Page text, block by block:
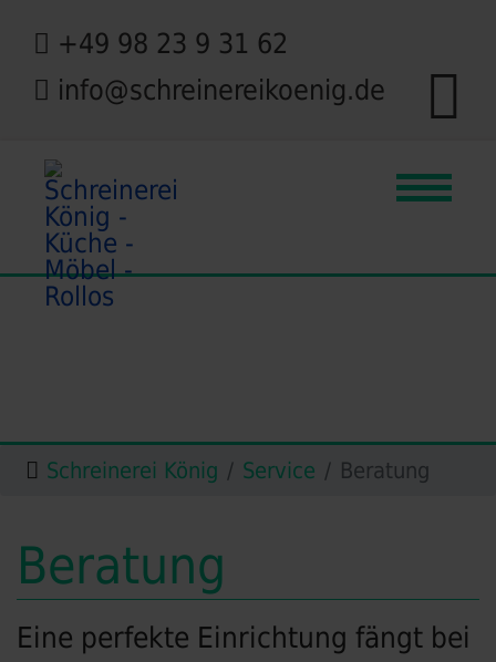
+49 98 23 9 31 62
info@schreinereikoenig.de
Schreinerei König Service Beratung
Beratung
Eine perfekte Einrichtung fängt bei